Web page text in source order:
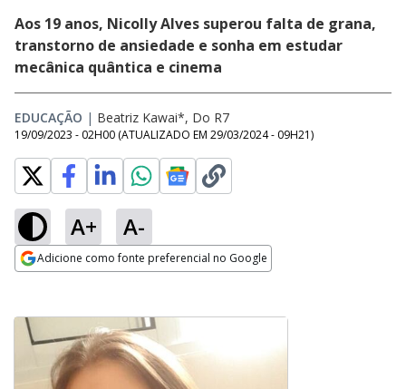
Aos 19 anos, Nicolly Alves superou falta de grana,
transtorno de ansiedade e sonha em estudar
mecânica quântica e cinema
EDUCAÇÃO | Beatriz Kawai*, Do R7
19/09/2023 - 02H00 (ATUALIZADO EM 29/03/2024 - 09H21)
A+ A-
Adicione como fonte preferencial no Google